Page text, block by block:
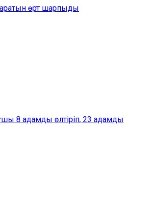
өрт шарпыды
8 адамды өлтіріп, 23 адамды